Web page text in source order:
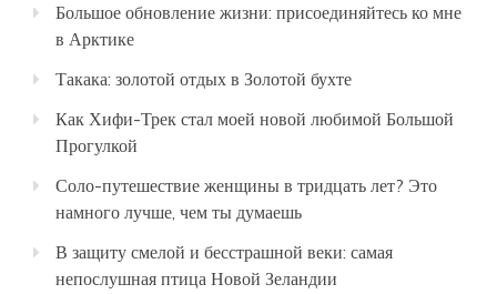
Большое обновление жизни: присоединяйтесь ко мне
в Арктике
Такака: золотой отдых в Золотой бухте
Как Хифи-Трек стал моей новой любимой Большой
Прогулкой
Соло-путешествие женщины в тридцать лет? Это
намного лучше, чем ты думаешь
В защиту смелой и бесстрашной веки: самая
непослушная птица Новой Зеландии